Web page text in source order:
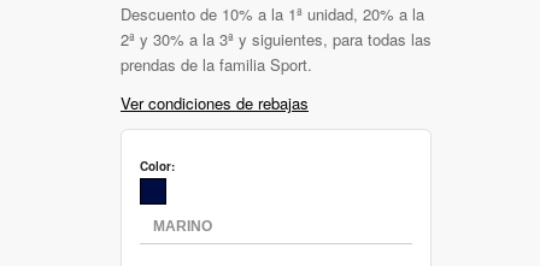
Descuento de 10% a la 1ª unidad, 20% a la
2ª y 30% a la 3ª y siguientes, para todas las
prendas de la familia Sport.
Ver condiciones de rebajas
Color: